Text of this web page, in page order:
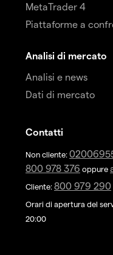
MetaTrader 4
Piattaforme a
Analisi di mercato
Analisi e news
Dati di mercato
Contatti
Non cliente:
800 978 376 oppure
Cliente: 800 979 290
Orari di apertura del
20:00